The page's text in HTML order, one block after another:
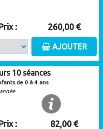
: 260,00 €
AJOUTER
10 séances
de 0 à 4 ans
: 82,00 €